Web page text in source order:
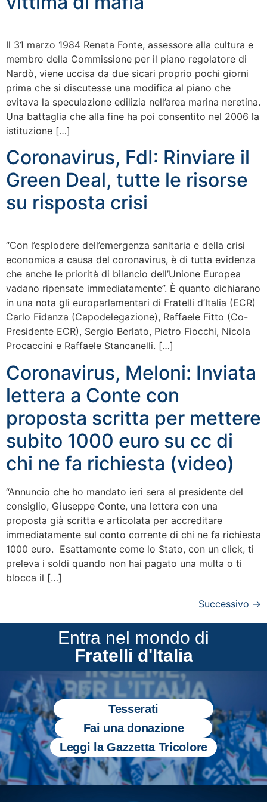
Il 31 marzo 1984 Renata Fonte, assessore alla cultura e
membro della Commissione per il piano regolatore di
Nardò, viene uccisa da due sicari proprio pochi giorni
prima che si discutesse una modifica al piano che
evitava la speculazione edilizia nell’area marina neretina.
Una battaglia che alla fine ha poi consentito nel 2006 la
istituzione […]
Coronavirus, FdI: Rinviare il
Green Deal, tutte le risorse
su risposta crisi
“Con l’esplodere dell’emergenza sanitaria e della crisi
economica a causa del coronavirus, è di tutta evidenza
che anche le priorità di bilancio dell’Unione Europea
vadano ripensate immediatamente”. È quanto dichiarano
in una nota gli europarlamentari di Fratelli d’Italia (ECR)
Carlo Fidanza (Capodelegazione), Raffaele Fitto (Co-
Presidente ECR), Sergio Berlato, Pietro Fiocchi, Nicola
Procaccini e Raffaele Stancanelli. […]
Coronavirus, Meloni: Inviata
lettera a Conte con
proposta scritta per mettere
subito 1000 euro su cc di
chi ne fa richiesta (video)
“Annuncio che ho mandato ieri sera al presidente del
consiglio, Giuseppe Conte, una lettera con una
proposta già scritta e articolata per accreditare
immediatamente sul conto corrente di chi ne fa richiesta
1000 euro. Esattamente come lo Stato, con un click, ti
preleva i soldi quando non hai pagato una multa o ti
blocca il […]
Successivo →
Entra nel mondo di
Fratelli d'Italia
Tesserati
Fai una donazione
Leggi la Gazzetta Tricolore